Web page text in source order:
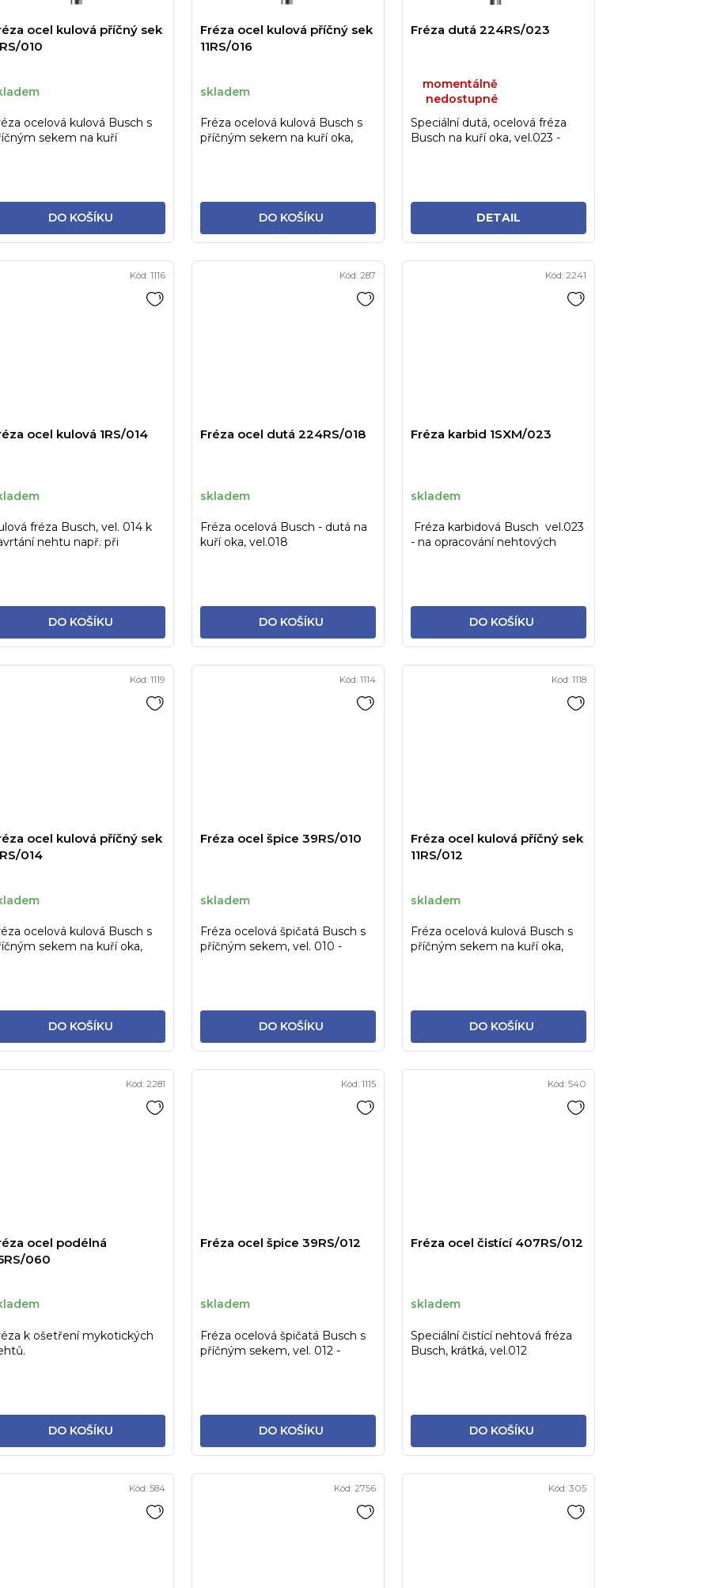
ocel kulová příčný sek
010
DO KOŠÍKU
ocelová kulová Busch s
sekem na kuří
Fréza ocel kulová příčný sek
11RS/016
skladem
DO KOŠÍKU
Fréza ocelová kulová Busch s
příčným sekem na kuří oka,
Fréza dutá 224RS/023
momentálně
nedostupné
DETAIL
Speciální dutá, ocelová fréza
Busch na kuří oka, vel.023 -
ocel kulová 1RS/014
DO KOŠÍKU
fréza Busch, vel. 014 k
nehtu např. při
Kód: 1116
Fréza ocel dutá 224RS/018
skladem
DO KOŠÍKU
Fréza ocelová Busch - dutá na
kuří oka, vel.018
Kód: 287
Fréza karbid 1SXM/023
skladem
DO KOŠÍKU
Fréza karbidová Busch vel.023
- na opracování nehtových
Kód: 2241
ocel kulová příčný sek
014
DO KOŠÍKU
ocelová kulová Busch s
sekem na kuří oka,
Kód: 1119
Fréza ocel špice 39RS/010
skladem
DO KOŠÍKU
Fréza ocelová špičatá Busch s
příčným sekem, vel. 010 -
Kód: 1114
Fréza ocel kulová příčný sek
11RS/012
skladem
DO KOŠÍKU
Fréza ocelová kulová Busch s
příčným sekem na kuří oka,
Kód: 1118
ocel podélná
060
DO KOŠÍKU
k ošetření mykotických
Kód: 2281
Fréza ocel špice 39RS/012
skladem
DO KOŠÍKU
Fréza ocelová špičatá Busch s
příčným sekem, vel. 012 -
Kód: 1115
Fréza ocel čistící 407RS/012
skladem
DO KOŠÍKU
Speciální čistící nehtová fréza
Busch, krátká, vel.012
Kód: 540
Kód: 584 Kód: 2756 Kód: 305